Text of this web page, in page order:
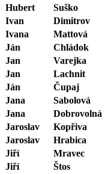
Hubert
Suško
Ivan
Dimitrov
Ivana
Mattová
Ján
Chládok
Jan
Varejka
Jan
Lachnit
Ján
Čupaj
Jana
Sabolová
Jana
Dobrovolná
Jaroslav
Kopřiva
Jaroslav
Hrabica
Jiří
Mravec
Jiří
Štos